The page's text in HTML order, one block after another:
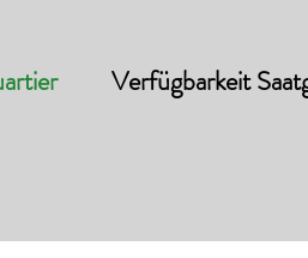
Verfügbarkeit